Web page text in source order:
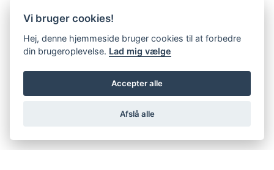
Vi bruger cookies!
Hej, denne hjemmeside bruger cookies til at forbedre
din brugeroplevelse. Lad mig vælge
Accepter alle
Afslå alle